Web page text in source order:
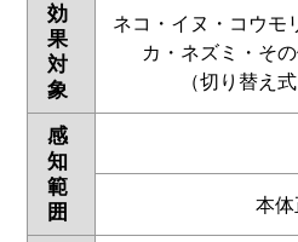
効
果
対
象
ネコ・イヌ・コウモ
カ・ネズミ・そ
（切り替え式
感
知
範
囲
本